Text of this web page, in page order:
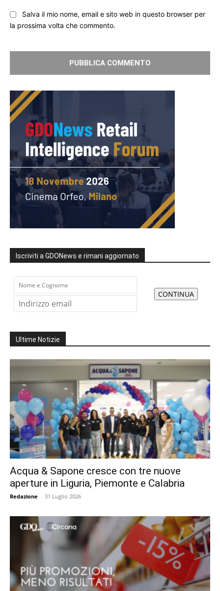
Salva il mio nome, email e sito web in questo browser per
la prossima volta che commento.
Iscriviti a GDONews e rimani aggiornato
Ultime Notizie
Acqua & Sapone cresce con tre nuove
aperture in Liguria, Piemonte e Calabria
Redazione - 31 Luglio 2026